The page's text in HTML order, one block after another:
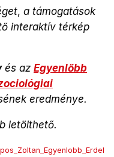
, a támogatások
interaktív térkép
és az Egyenlőbb
eredménye.
letölthető.